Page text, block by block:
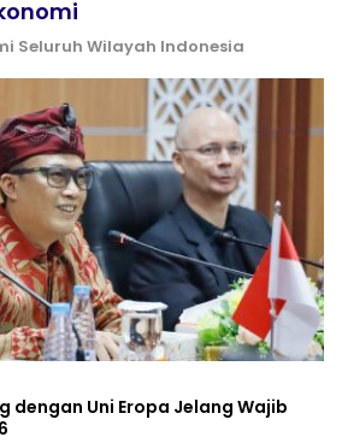
Seluruh Wilayah Indonesia
dengan Uni Eropa Jelang Wajib